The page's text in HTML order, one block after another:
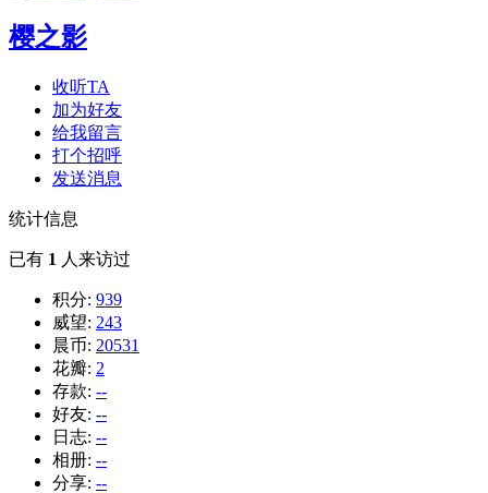
樱之影
收听TA
加为好友
给我留言
打个招呼
发送消息
统计信息
已有 1 人来访过
积分: 939
威望: 243
晨币: 20531
花瓣: 2
存款: --
好友: --
日志: --
相册: --
分享: --